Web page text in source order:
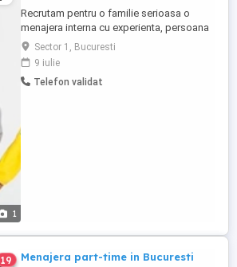
1
Recrutam pentru o familie serioasa o
menajera interna cu experienta, persoana
responsabila, pentru o colaborare stabila
pe termen lung. Locatie: vila (300 mp) -
Bucuresti sector 1 Program de lucru:
Program intern. Oferta: 1200 Euro Contract
Sector 1, Bucuresti
9 iulie
Telefon validat
19 Menajera part-time in Bucuresti